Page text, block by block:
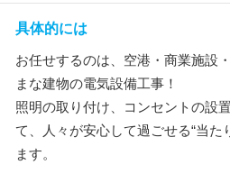
具体的には
お任せするのは、空港・商業施設
まな建物の電気設備工事！
照明の取り付け、コンセントの設
て、人々が安心して過ごせる“当た
ます。